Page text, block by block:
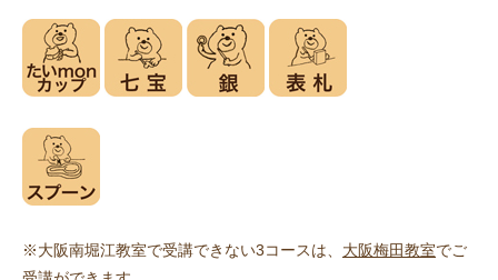
※大阪南堀江教室で受講できない3コースは、 大阪梅田教室でご